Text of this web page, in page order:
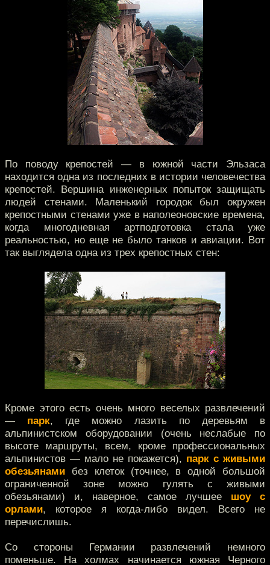
По поводу крепостей — в южной части Эльзаса
находится одна из последних в истории человечества
крепостей. Вершина инженерных попыток защищать
людей стенами. Маленький городок был окружен
крепостными стенами уже в наполеоновские времена,
когда многодневная артподготовка стала уже
реальностью, но еще не было танков и авиации. Вот
так выглядела одна из трех крепостных стен:
Кроме этого есть очень много веселых развлечений
— парк, где можно лазить по деревьям в
альпинистском оборудовании (очень неслабые по
высоте маршруты, всем, кроме профессиональных
альпинистов — мало не покажется), парк с живыми
обезьянами без клеток (точнее, в одной большой
ограниченной зоне можно гулять с живыми
обезьянами) и, наверное, самое лучшее шоу с
орлами, которое я когда-либо видел. Всего не
перечислишь.
Со стороны Германии развлечений немного
поменьше. На холмах начинается южная Черного